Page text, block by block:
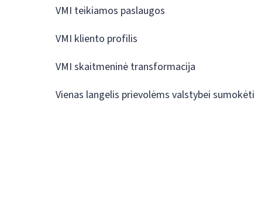
VMI teikiamos paslaugos
VMI kliento profilis
VMI skaitmeninė transformacija
Vienas langelis prievolėms valstybei sumokėti